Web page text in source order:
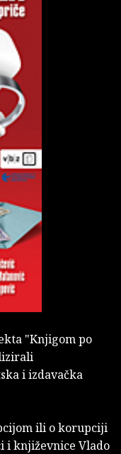
"Knjigom po
i izdavačka
ili o korupciji
i književnice Vlado